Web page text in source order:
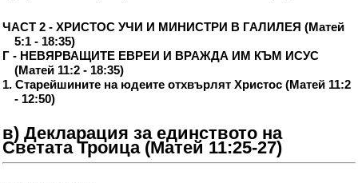
ЧАСТ 2 - ХРИСТОС УЧИ И МИНИСТРИ В ГАЛИЛЕЯ (Матей
5:1 - 18:35)
Г - НЕВЯРВАЩИТЕ ЕВРЕИ И ВРАЖДА ИМ КЪМ ИСУС
(Матей 11:2 - 18:35)
1. Старейшините на юдеите отхвърлят Христос (Матей 11:2
- 12:50)
в) Декларация за единството на
Светата Троица (Матей 11:25-27)